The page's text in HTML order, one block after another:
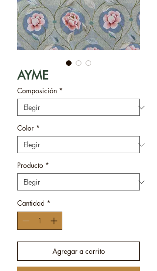
AYME
Composición *
Color *
Producto *
Cantidad *
Agregar a carrito